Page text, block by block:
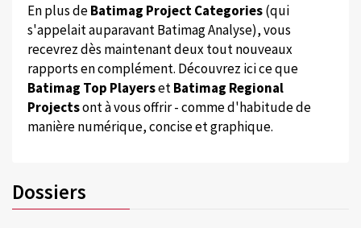
En plus deBatimag Project Categories(qui
s'appelait auparavant Batimag Analyse), vous
recevrez dès maintenant deux tout nouveaux
rapports en complément. Découvrez ici ce que
Batimag Top PlayersetBatimag Regional
Projectsont à vous offrir - comme d'habitude de
manière numérique, concise et graphique.
Dossiers